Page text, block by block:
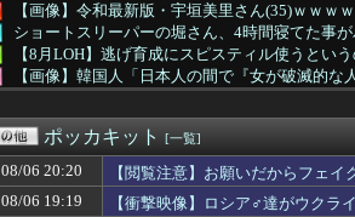
【画像】令和最新版・宇垣美里さん(35)ｗｗｗ
ショートスリーパーの堀さん、4時間寝てた事
【8月LOH】逃げ育成にスピスティル使うとい
【画像】韓国人「日本人の間で『女が破滅的
【悲報】部屋作りゲーム、確率で出現する「イ
「かぐや姫」
ウクライナ、ついに力尽きる
【画像】アイナジエンドさん、お尻が性的すぎ
【中日対ヤクルト16回戦】中日、8回裏1アウト
ポッカキット [一覧]
08/06 20:20
【閲覧注意】お願いだからフェ
08/06 19:19
【衝撃映像】ロシア♂達がウクラ